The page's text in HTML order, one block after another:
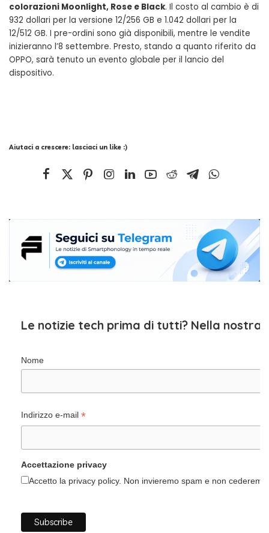
colorazioni Moonlight, Rose e Black. Il costo al cambio è di
932 dollari per la versione 12/256 GB e 1.042 dollari per la
12/512 GB. I pre-ordini sono già disponibili, mentre le vendite
inizieranno l’8 settembre. Presto, stando a quanto riferito da
OPPO, sarà tenuto un evento globale per il lancio del
dispositivo.
Aiutaci a crescere: lasciaci un like :)
Le notizie tech prima di tutti? Nella nostra
Nome
Indirizzo e-mail *
Accettazione privacy
Accetto la privacy policy. Non invieremo spam e non